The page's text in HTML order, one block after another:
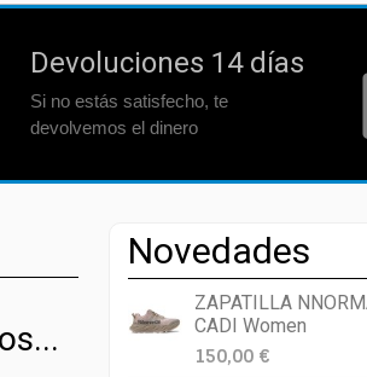
Devoluciones 14 días
Si no estás satisfecho, te
devolvemos el dinero
Novedades
ZAPATILLA
CADI Women
150,00 €